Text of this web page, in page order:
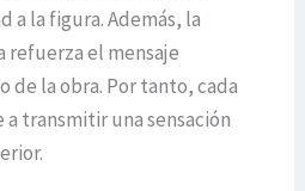
a la figura. Además, la
refuerza el mensaje
de la obra. Por tanto, cada
transmitir una sensación